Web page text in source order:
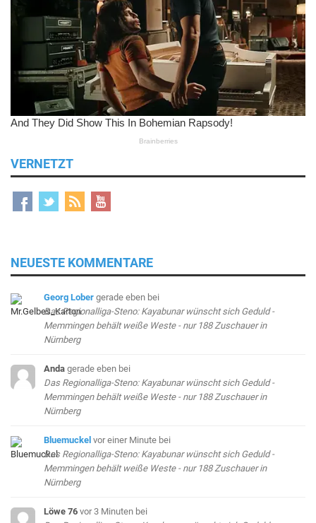
VERNETZT
NEUESTE KOMMENTARE
Georg Lober gerade eben bei
Das Regionalliga-Steno: Kayabunar wünscht sich Geduld -
Memmingen behält weiße Weste - nur 188 Zuschauer in
Nürnberg
Anda gerade eben bei
Das Regionalliga-Steno: Kayabunar wünscht sich Geduld -
Memmingen behält weiße Weste - nur 188 Zuschauer in
Nürnberg
Bluemuckel vor einer Minute bei
Das Regionalliga-Steno: Kayabunar wünscht sich Geduld -
Memmingen behält weiße Weste - nur 188 Zuschauer in
Nürnberg
Löwe 76 vor 3 Minuten bei